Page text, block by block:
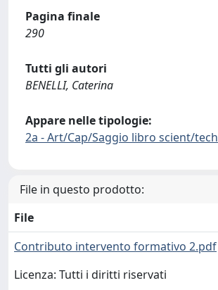
Pagina finale
290
Tutti gli autori
BENELLI, Caterina
Appare nelle tipologie:
2a - Art/Cap/Saggio libro scient/tech
File in questo prodotto:
File
Contributo intervento formativo 2.pdf
Licenza: Tutti i diritti riservati